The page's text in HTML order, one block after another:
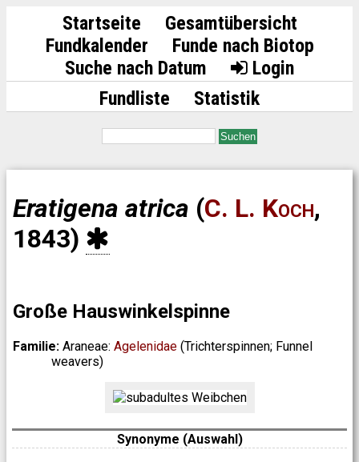
Startseite
Gesamtübersicht
Fundkalender
Funde nach Biotop
Suche nach Datum
Login
Fundliste
Statistik
Suchen
Eratigena atrica (C. L. Koch,
1843)
Große Hauswinkelspinne
Familie: Araneae: Agelenidae (Trichterspinnen; Funnel
weavers)
Synonyme (Auswahl)